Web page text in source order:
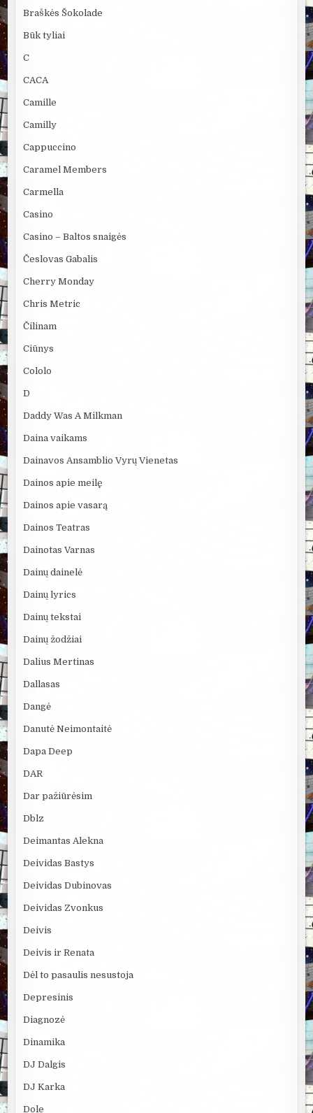
Braškės Šokolade
Būk tyliai
C
CACA
Camille
Camilly
Cappuccino
Caramel Members
Carmella
Casino
Casino – Baltos snaigės
Česlovas Gabalis
Cherry Monday
Chris Metric
Čilinam
Ciūnys
Cololo
D
Daddy Was A Milkman
Daina vaikams
Dainavos Ansamblio Vyrų Vienetas
Dainos apie meilę
Dainos apie vasarą
Dainos Teatras
Dainotas Varnas
Dainų dainelė
Dainų lyrics
Dainų tekstai
Dainų žodžiai
Dalius Mertinas
Dallasas
Dangė
Danutė Neimontaitė
Dapa Deep
DAR
Dar pažiūrėsim
Dblz
Deimantas Alekna
Deividas Bastys
Deividas Dubinovas
Deividas Zvonkus
Deivis
Deivis ir Renata
Dėl to pasaulis nesustoja
Depresinis
Diagnozė
Dinamika
DJ Dalgis
DJ Karka
Dole